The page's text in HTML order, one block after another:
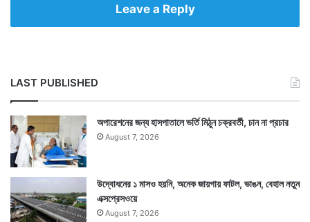
শেষ হয়েও ইনজেনুইটি শেষ হয়নি। লাল গ্রহের আবহাওয়া
Leave a Reply
LAST PUBLISHED
অপারেশনের জন্য হাসপাতালে ভর্তি মিঠুন চক্রবর্তী, চান না প্রচার
August 7, 2026
উদ্বোধনের ১ মাসও হয়নি, অনেক জায়গায় ফাটল, ভাঙন, বেহাল নতুন
এক্সপ্রেসওয়ে
August 7, 2026